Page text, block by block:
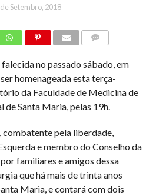
Setembro, 2018
no passado sábado, em
homenageada esta terça-
da Faculdade de Medicina de
Santa Maria, pelas 19h.
combatente pela liberdade,
e membro do Conselho da
familiares e amigos dessa
que há mais de trinta anos
Maria, e contará com dois